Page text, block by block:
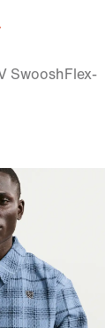
SwooshFlex-